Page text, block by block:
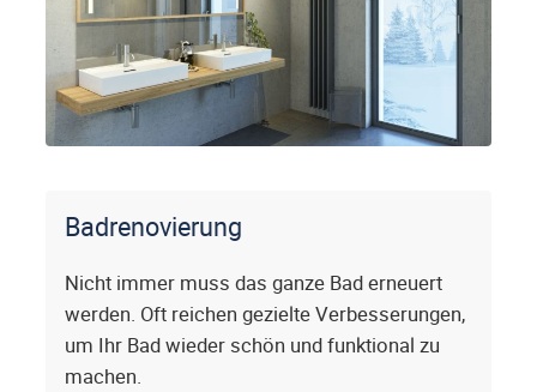
Badrenovierung
Nicht immer muss das ganze Bad erneuert
werden. Oft reichen gezielte Verbesserungen,
um Ihr Bad wieder schön und funktional zu
machen.